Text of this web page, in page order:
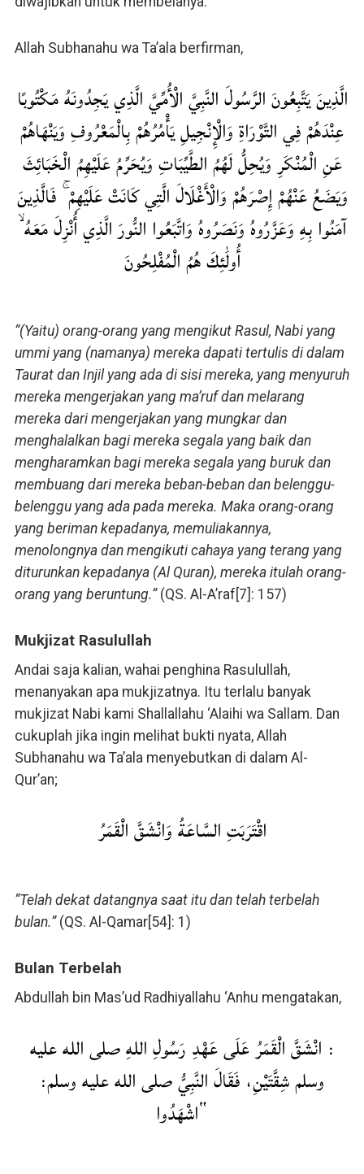
Allah Subhanahu wa Ta’ala berfirman,
الَّذِينَ يَتَّبِعُونَ الرَّسُولَ النَّبِيَّ الْأُمِّيَّ الَّذِي يَجِدُونَهُ مَكْتُوبًا
عِنْدَهُمْ فِي التَّوْرَاةِ وَالْإِنْجِيلِ يَأْمُرُهُمْ بِالْمَعْرُوفِ وَيَنْهَاهُمْ
عَنِ الْمُنْكَرِ وَيُحِلُّ لَهُمُ الطَّيِّبَاتِ وَيُحَرِّمُ عَلَيْهِمُ الْخَبَائِثَ
وَيَضَعُ عَنْهُمْ إِصْرَهُمْ وَالْأَغْلَالَ الَّتِي كَانَتْ عَلَيْهِمْ ۚ فَالَّذِينَ
آمَنُوا بِهِ وَعَزَّرُوهُ وَنَصَرُوهُ وَاتَّبَعُوا النُّورَ الَّذِي أُنْزِلَ مَعَهُ ۙ
أُولَٰئِكَ هُمُ الْمُفْلِحُونَ
“(Yaitu) orang-orang yang mengikut Rasul, Nabi yang
ummi yang (namanya) mereka dapati tertulis di dalam
Taurat dan Injil yang ada di sisi mereka, yang menyuruh
mereka mengerjakan yang ma’ruf dan melarang
mereka dari mengerjakan yang mungkar dan
menghalalkan bagi mereka segala yang baik dan
mengharamkan bagi mereka segala yang buruk dan
membuang dari mereka beban-beban dan belenggu-
belenggu yang ada pada mereka. Maka orang-orang
yang beriman kepadanya, memuliakannya,
menolongnya dan mengikuti cahaya yang terang yang
diturunkan kepadanya (Al Quran), mereka itulah orang-
orang yang beruntung.” (QS. Al-A’raf[7]: 157)
Mukjizat Rasulullah
Andai saja kalian, wahai penghina Rasulullah,
menanyakan apa mukjizatnya. Itu terlalu banyak
mukjizat Nabi kami Shallallahu ‘Alaihi wa Sallam. Dan
cukuplah jika ingin melihat bukti nyata, Allah
Subhanahu wa Ta’ala menyebutkan di dalam Al-
Qur’an;
اقْتَرَبَتِ السَّاعَةُ وَانْشَقَّ الْقَمَرُ
“Telah dekat datangnya saat itu dan telah terbelah
bulan.”(QS. Al-Qamar[54]: 1)
Bulan Terbelah
Abdullah bin Mas’ud Radhiyallahu ‘Anhu mengatakan,
: انْشَقَّ الْقَمَرُ عَلَى عَهْدِ رَسُولِ اللهِ صلى الله عليه
وسلم شِقَّتَيْنِ، فَقَالَ النَّبِيُّ صلى الله عليه وسلم:
“اشْهَدُوا